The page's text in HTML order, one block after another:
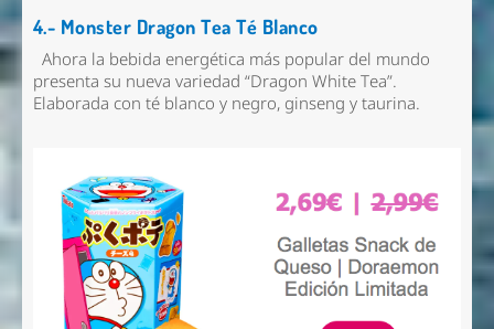
4.- Monster Dragon Tea Té Blanco
Ahora la bebida energética más popular del mundo
presenta su nueva variedad “Dragon White Tea”.
Elaborada con té blanco y negro, ginseng y taurina.